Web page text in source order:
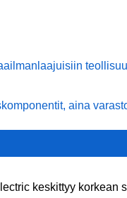
aina
keskittyy korkean